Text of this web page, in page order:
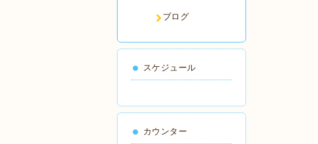
ブログ
スケジュール
カウンター